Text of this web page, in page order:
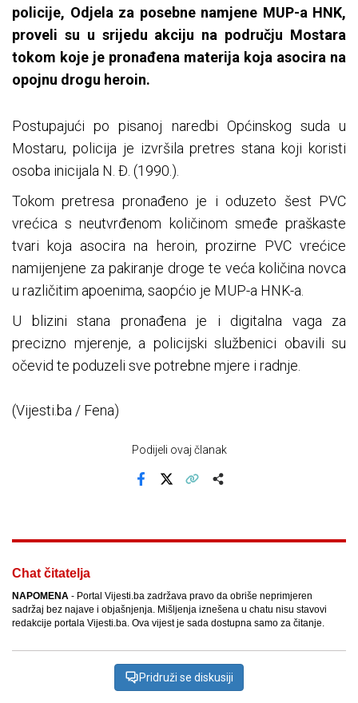
policije, Odjela za posebne namjene MUP-a HNK,
proveli su u srijedu akciju na području Mostara
tokom koje je pronađena materija koja asocira na
opojnu drogu heroin.
Postupajući po pisanoj naredbi Općinskog suda u
Mostaru, policija je izvršila pretres stana koji koristi
osoba inicijala N. Đ. (1990.).
Tokom pretresa pronađeno je i oduzeto šest PVC
vrećica s neutvrđenom količinom smeđe praškaste
tvari koja asocira na heroin, prozirne PVC vrećice
namijenjene za pakiranje droge te veća količina novca
u različitim apoenima, saopćio je MUP-a HNK-a.
U blizini stana pronađena je i digitalna vaga za
precizno mjerenje, a policijski službenici obavili su
očevid te poduzeli sve potrebne mjere i radnje.
(Vijesti.ba / Fena)
Podijeli ovaj članak
Chat čitatelja
NAPOMENA - Portal Vijesti.ba zadržava pravo da obriše neprimjeren
sadržaj bez najave i objašnjenja. Mišljenja iznešena u chatu nisu stavovi
redakcije portala Vijesti.ba. Ova vijest je sada dostupna samo za čitanje.
Pridruži se diskusiji